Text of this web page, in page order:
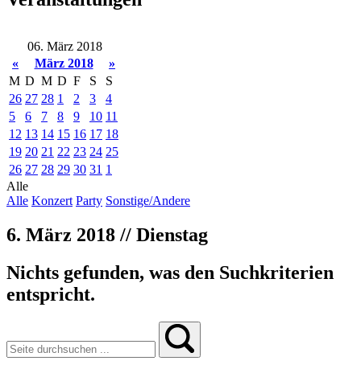
06. März 2018
«
März 2018
»
M D M D F S
S
26 27 28 1 2 3
4
5
6 7 8 9 10 11
12 13 14 15 16 17 18
19 20 21 22 23 24 25
26 27 28 29 30 31 1
Alle
Alle Konzert Party Sonstige/Andere
6. März 2018 // Dienstag
Nichts gefunden, was den Suchkriterien
entspricht.